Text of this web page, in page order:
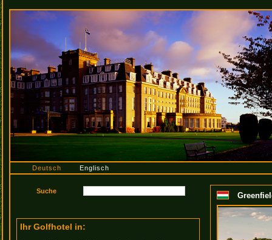
Deutsch Englisch
Ihr Golfhotel in: